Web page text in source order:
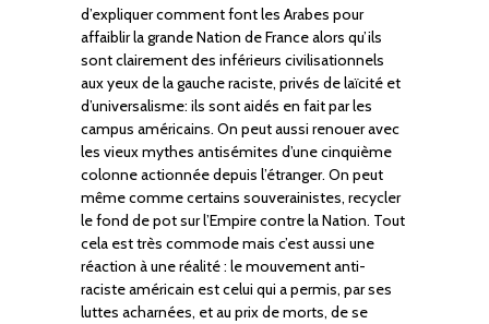
d’expliquer comment font les Arabes pour
affaiblir la grande Nation de France alors qu’ils
sont clairement des inférieurs civilisationnels
aux yeux de la gauche raciste, privés de laïcité et
d’universalisme: ils sont aidés en fait par les
campus américains. On peut aussi renouer avec
les vieux mythes antisémites d’une cinquième
colonne actionnée depuis l’étranger. On peut
même comme certains souverainistes, recycler
le fond de pot sur l’Empire contre la Nation. Tout
cela est très commode mais c’est aussi une
réaction à une réalité : le mouvement anti-
raciste américain est celui qui a permis, par ses
luttes acharnées, et au prix de morts, de se